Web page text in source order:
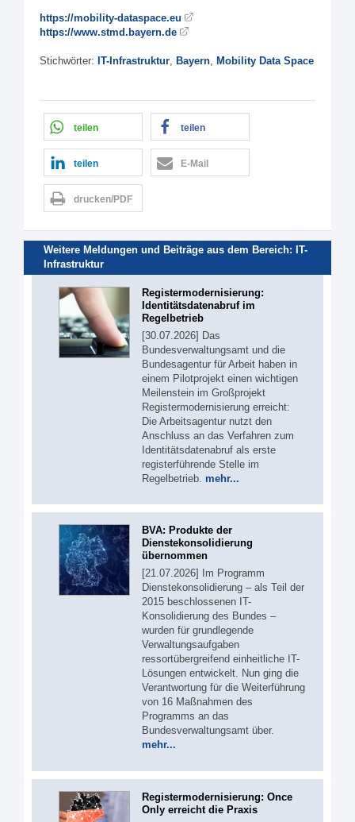
https://mobility-dataspace.eu
https://www.stmd.bayern.de
Stichwörter: IT-Infrastruktur, Bayern, Mobility Data Space
teilen teilen
teilen E-Mail
drucken/PDF
Weitere Meldungen und Beiträge aus dem Bereich: IT-
Infrastruktur
Registermodernisierung:
Identitätsdatenabruf im
Regelbetrieb
[30.07.2026] Das
Bundesverwaltungsamt und die
Bundesagentur für Arbeit haben in
einem Pilotprojekt einen wichtigen
Meilenstein im Großprojekt
Registermodernisierung erreicht:
Die Arbeitsagentur nutzt den
Anschluss an das Verfahren zum
Identitätsdatenabruf als erste
registerführende Stelle im
Regelbetrieb. mehr...
BVA: Produkte der
Dienstekonsolidierung
übernommen
[21.07.2026] Im Programm
Dienstekonsolidierung – als Teil der
2015 beschlossenen IT-
Konsolidierung des Bundes –
wurden für grundlegende
Verwaltungsaufgaben
ressortübergreifend einheitliche IT-
Lösungen entwickelt. Nun ging die
Verantwortung für die Weiterführung
von 16 Maßnahmen des
Programms an das
Bundesverwaltungsamt über.
mehr...
Registermodernisierung: Once
Only erreicht die Praxis